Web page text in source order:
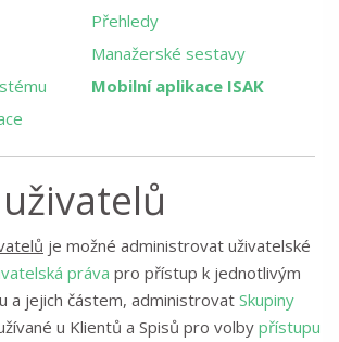
Přehledy
Manažerské sestavy
Mobilní aplikace ISAK
je možné administrovat uživatelské
práva pro přístup k jednotlivým
a jejich částem, administrovat Skupiny
u Klientů a Spisů pro volby přístupu